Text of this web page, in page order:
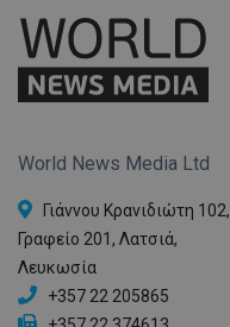
World News Media Ltd
Γιάννου Κρανιδιώτη 102,
Γραφείο 201, Λατσιά,
Λευκωσία
+357 22 205865